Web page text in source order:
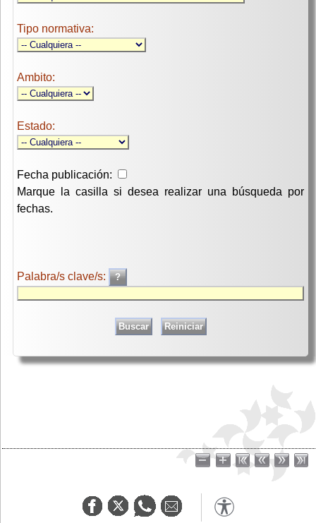
Tipo normativa:
Ambito:
Estado:
Fecha publicación:
Marque la casilla si desea realizar una búsqueda por
fechas.
Palabra/s clave/s: